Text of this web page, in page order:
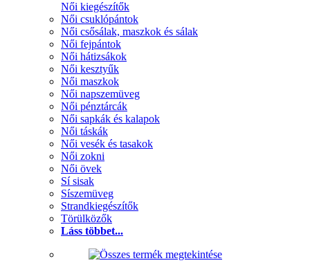
Női kiegészítők
Női csuklópántok
Női csősálak, maszkok és sálak
Női fejpántok
Női hátizsákok
Női kesztyűk
Női maszkok
Női napszemüveg
Női pénztárcák
Női sapkák és kalapok
Női táskák
Női vesék és tasakok
Női zokni
Női övek
Sí sisak
Síszemüveg
Strandkiegészítők
Törülközők
Láss többet...